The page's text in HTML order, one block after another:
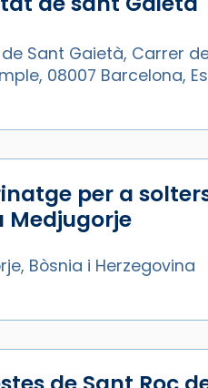
de Barcelonais at
27 de juliol, ha
d’acció de
al comitè
de la visita
Sant Pare Lleó XIV
col·laboradors,
de Barcelona, el
Sant Gaietà, Carrer
08007 Barcelona,
per a
Medjugorje
Bòsnia i Herzegovina